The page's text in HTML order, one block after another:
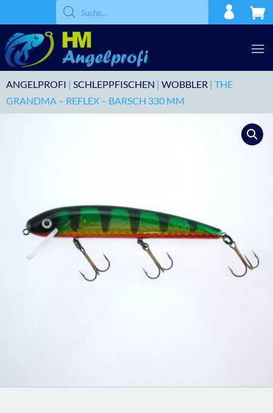
Products
search
ANGELPROFI | SCHLEPPFISCHEN | WOBBLER | THE
GRANDMA – REFLEX – BARSCH 330 MM